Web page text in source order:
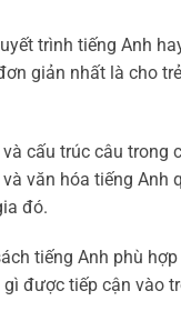
trình tiếng Anh
giản nhất là cho
cấu trúc câu trong
văn hóa tiếng Anh
đó.
tiếng Anh phù
được tiếp cận vào